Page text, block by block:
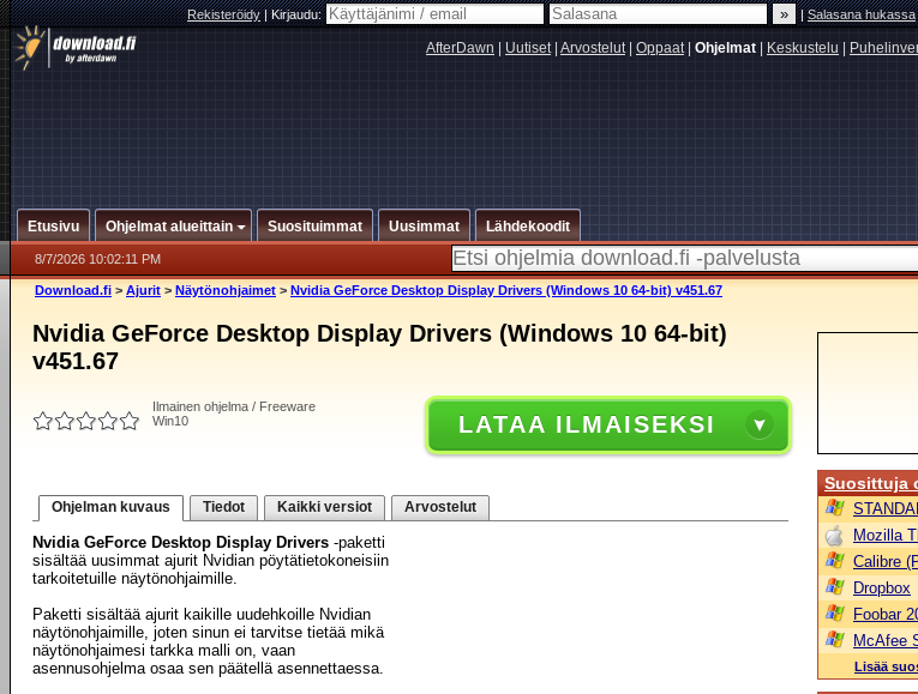
Rekisteröidy|Kirjaudu: |Salasana hukassa
AfterDawn Uutiset| Arvostelut| Oppaat| Ohjelmat Keskustelu
Etusivu Ohjelmat alueittain Suosituimmat Uusimmat Lähdekoodit
8/7/2026 10:02:11 PM
Download.fi > Ajurit > Näytönohjaimet > Nvidia GeForce Desktop Display Drivers (Windows 10 64-bit) v451.67
Nvidia GeForce Desktop Display Drivers (Windows 10 64-bit)
v451.67
Ilmainen ohjelma / Freeware
Win10
LATAA ILMAISEKSI
Ohjelman kuvaus Tiedot Kaikki versiot Arvostelut
Nvidia GeForce Desktop Display Drivers -paketti
sisältää uusimmat ajurit Nvidian pöytätietokoneisiin
tarkoitetuille näytönohjaimille.
Paketti sisältää ajurit kaikille uudehkoille Nvidian
näytönohjaimille, joten sinun ei tarvitse tietää mikä
näytönohjaimesi tarkka malli on, vaan
asennusohjelma osaa sen päätellä asennettaessa.
Suosittuja
Mozilla
Calibre
Dropbox
Foobar
McAfee
Lisää